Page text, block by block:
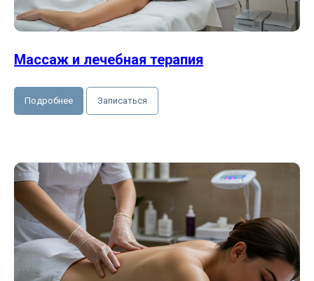
Массаж и лечебная терапия
Подробнее Записаться